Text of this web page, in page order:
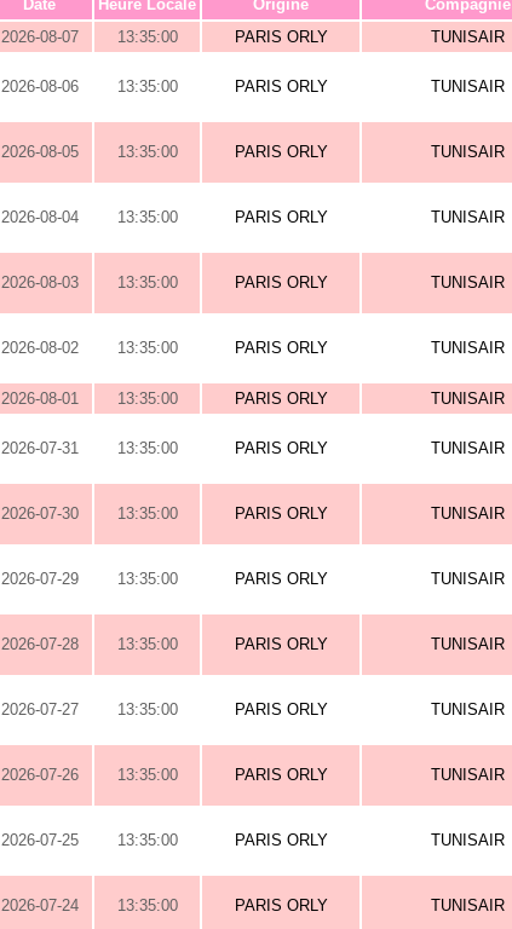
Date Heure Locale Origine Compagnie
2026-08-07
13:35:00 PARIS ORLY TUNISAIR
2026-08-06 13:35:00 PARIS ORLY TUNISAIR
2026-08-05 13:35:00 PARIS ORLY TUNISAIR
2026-08-04 13:35:00 PARIS ORLY TUNISAIR
2026-08-03 13:35:00 PARIS ORLY TUNISAIR
2026-08-02 13:35:00 PARIS ORLY TUNISAIR
2026-08-01 13:35:00 PARIS ORLY TUNISAIR
2026-07-31 13:35:00 PARIS ORLY TUNISAIR
2026-07-30 13:35:00 PARIS ORLY TUNISAIR
2026-07-29 13:35:00 PARIS ORLY TUNISAIR
2026-07-28 13:35:00 PARIS ORLY TUNISAIR
2026-07-27 13:35:00 PARIS ORLY TUNISAIR
2026-07-26 13:35:00 PARIS ORLY TUNISAIR
2026-07-25 13:35:00 PARIS ORLY TUNISAIR
2026-07-24 13:35:00 PARIS ORLY TUNISAIR